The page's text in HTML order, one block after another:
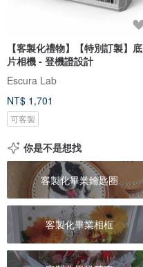
【客製化禮物】【特別訂製】底
片相機 - 登機證設計
Escura Lab
NT$ 1,701
可客製
你是不是想找
客製化畢業鑰匙圈
客製化畢業相框